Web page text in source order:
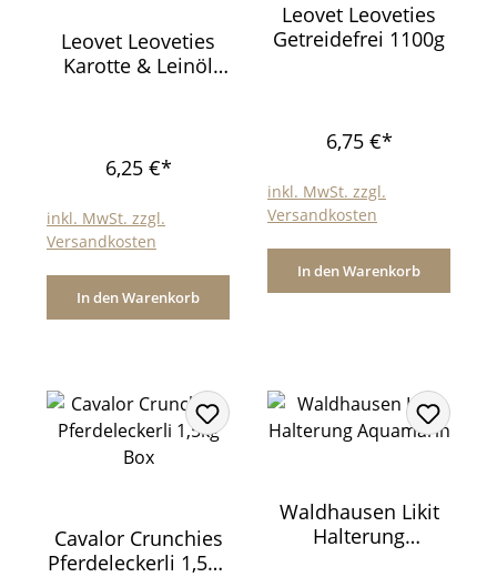
Leovet Leoveties
Karotte & Leinöl
6,25 €*
inkl. MwSt. zzgl.
Versandkosten
In den Warenkorb
Leovet Leoveties
Getreidefrei 1100g
6,75 €*
inkl. MwSt. zzgl.
Versandkosten
In den Warenkorb
Cavalor Crunchies
Pferdeleckerli 1,5kg
Waldhausen Likit
Halterung